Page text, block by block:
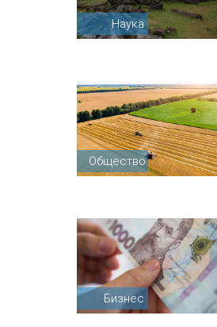
Наука
Общество
Бизнес